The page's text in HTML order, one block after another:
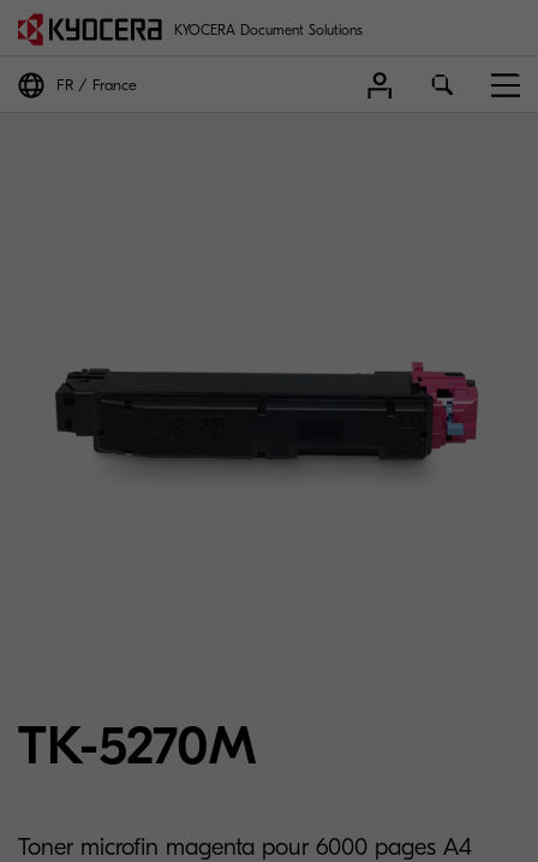
KYOCERA Document Solutions
FR France
TK-5270M
Toner microfin magenta pour 6000 pages A4